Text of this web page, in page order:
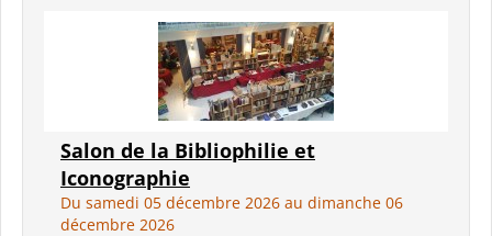
Salon de la Bibliophilie et
Iconographie
Du samedi 05 décembre 2026 au dimanche 06
décembre 2026